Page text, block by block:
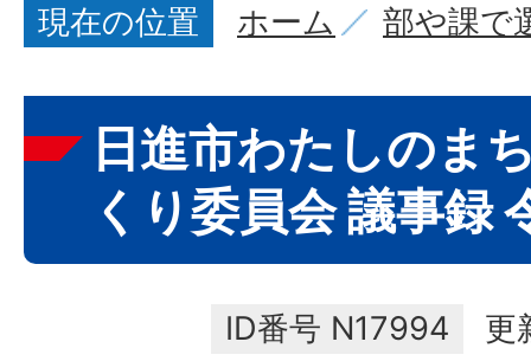
現在の位置 ホーム 部や課で
日進市わたしのま
くり委員会 議事録
ID番号 N17994 更